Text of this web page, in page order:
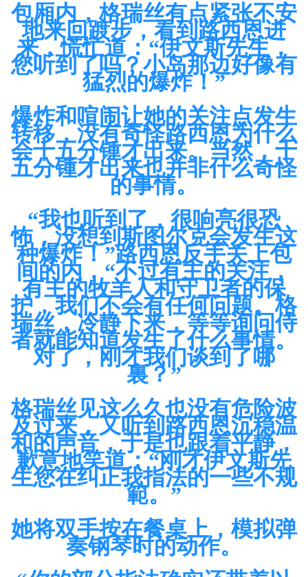
包厢内，格瑞丝有点紧张不安
地来回踱步，看到路西恩进
来，慌忙道：“伊文斯先生，
您听到了吗？小岛那边好像有
猛烈的爆炸！”
爆炸和喧闹让她的关注点发生
转移，没有奇怪路西恩为什么
会十五分锺才出来。当然，十
五分锺才出来也并非什么奇怪
的事情。
“我也听到了，很响亮很恐
怖，没想到斯图尔克会发生这
种爆炸！”路西恩反手关上包
间的内，“不过有主的关注，
有主的牧羊人和守卫者的保
护，我们不会有任何问题。格
瑞丝，冷静下来，等等询问侍
者就能知道发生了什么事情。
对了，刚才我们谈到了哪
裏？”
格瑞丝见这么久也没有危险波
及过来，又听到路西恩沉稳温
和的声音，于是也跟着平静，
歉意地笑道：“刚才伊文斯先
生您在纠正我指法的一些不规
範。”
她将双手按在餐桌上，模拟弹
奏钢琴时的动作。